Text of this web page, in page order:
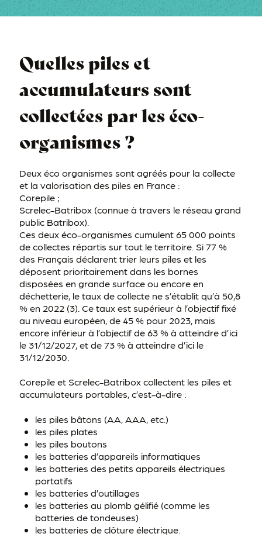
Quelles piles et
accumulateurs sont
collectées par les éco-
organismes ?
Deux éco organismes sont agréés pour la collecte
et la valorisation des piles en France :
Corepile ;
Screlec-Batribox (connue à travers le réseau grand
public Batribox).
Ces deux éco-organismes cumulent 65 000 points
de collectes répartis sur tout le territoire. Si 77 %
des Français déclarent trier leurs piles et les
déposent prioritairement dans les bornes
disposées en grande surface ou encore en
déchetterie, le taux de collecte ne s’établit qu’à 50,8
% en 2022 (3). Ce taux est supérieur à l’objectif fixé
au niveau européen, de 45 % pour 2023, mais
encore inférieur à l’objectif de 63 % à atteindre d’ici
le 31/12/2027, et de 73 % à atteindre d’ici le
31/12/2030.
Corepile et Screlec-Batribox collectent les piles et
accumulateurs portables, c’est-à-dire :
les piles bâtons (AA, AAA, etc.)
les piles plates
les piles boutons
les batteries d’appareils informatiques
les batteries des petits appareils électriques
portatifs
les batteries d’outillages
les batteries au plomb gélifié (comme les
batteries de tondeuses)
les batteries de clôture électrique.